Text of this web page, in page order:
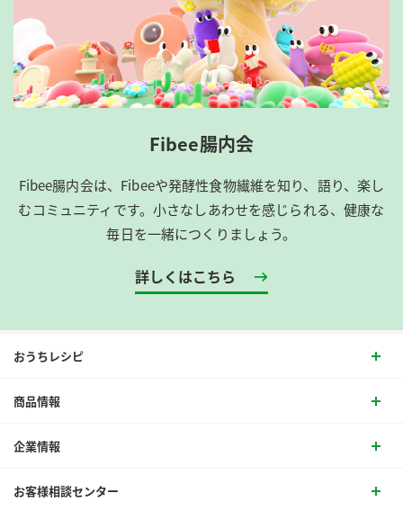
Fibee腸内会
Fibee腸内会は、​Fibeeや発酵性食物繊維を知り、語り、楽し
むコミュニティです。​小さなしあわせを感じられる、健康な
毎日を一緒につくりましょう。
詳しくはこちら
おうちレシピ
商品情報
企業情報
お客様相談センター